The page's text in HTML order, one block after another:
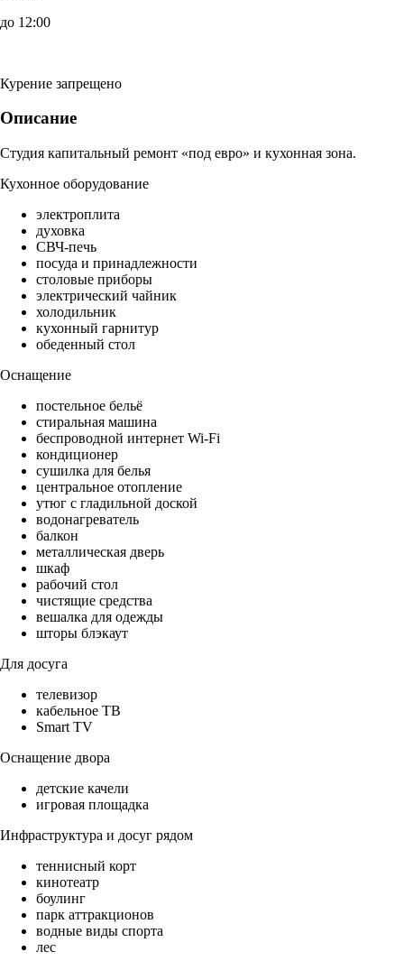
до 12:00
Курение запрещено
Описание
Студия капитальный ремонт «под евро» и кухонная зона.
Кухонное оборудование
электроплита
духовка
СВЧ-печь
посуда и принадлежности
столовые приборы
электрический чайник
холодильник
кухонный гарнитур
обеденный стол
Оснащение
постельное бельё
стиральная машина
беспроводной интернет Wi-Fi
кондиционер
сушилка для белья
центральное отопление
утюг с гладильной доской
водонагреватель
балкон
металлическая дверь
шкаф
рабочий стол
чистящие средства
вешалка для одежды
шторы блэкаут
Для досуга
телевизор
кабельное ТВ
Smart TV
Оснащение двора
детские качели
игровая площадка
Инфраструктура и досуг рядом
теннисный корт
кинотеатр
боулинг
парк аттракционов
водные виды спорта
лес